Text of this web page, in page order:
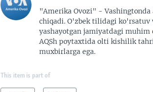
"Amerika Ovozi" -
chiqadi. O'zbek tilidagi
yashayotgan jamiyatdagi
AQSh poytaxtida olti kishilik
muxbirlarga ega.
This item is part of